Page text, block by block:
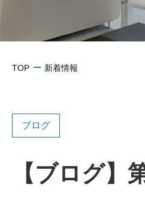
TOP 新着情報
ブログ
【ブログ】